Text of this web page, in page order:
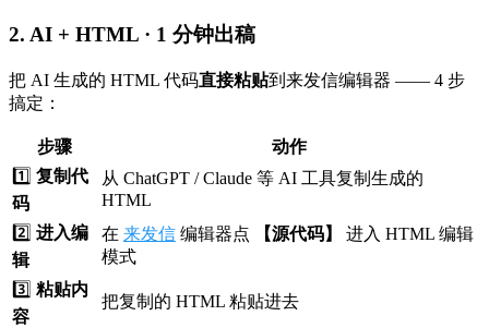
2. AI + HTML · 1 分钟出稿
把 AI 生成的 HTML 代码直接粘贴到来发信编辑器 —— 4 步
搞定：
步骤
动作
1️⃣ 复制代
码
从 ChatGPT / Claude 等 AI 工具复制生成的
HTML
2️⃣ 进入编
辑
在 来发信 编辑器点 【源代码】
进入 HTML 编辑
模式
3️⃣ 粘贴内
容
把复制的 HTML 粘贴进去